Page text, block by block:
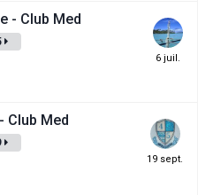
- Club Med
Club Med